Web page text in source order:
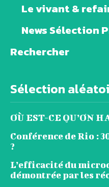
Le vivant &
News Sélection
Rechercher
Sélection
OÙ EST-CE QU’ON
Conférence de Rio :
?
L’efficacité du
démontrée par les